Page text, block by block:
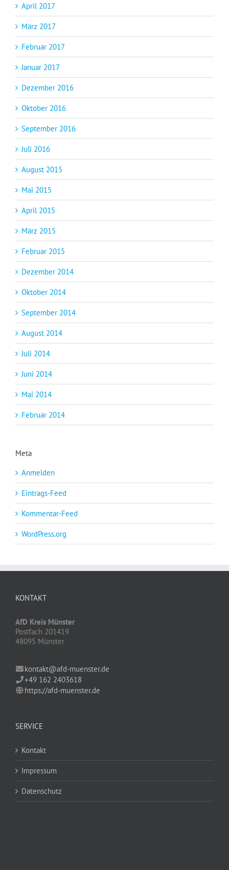
April 2017
März 2017
Februar 2017
Januar 2017
Dezember 2016
Oktober 2016
September 2016
Juli 2016
August 2015
Mai 2015
April 2015
März 2015
Februar 2015
Dezember 2014
Oktober 2014
September 2014
August 2014
Juli 2014
Juni 2014
Mai 2014
Februar 2014
Meta
Anmelden
Eintrags-Feed
Kommentar-Feed
WordPress.org
KONTAKT
AfD Kreis Münster
Postfach 201419
48095 Münster
kontakt@afd-muenster.de
+49 162 2403618
https://afd-muenster.de
SERVICE
Kontakt
Impressum
Datenschutz